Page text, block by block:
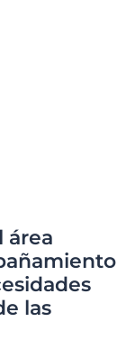
área
las